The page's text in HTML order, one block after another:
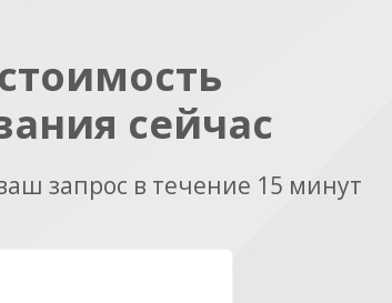
сейчас
запрос в течение 15 минут